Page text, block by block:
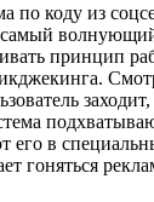
по коду из
принцип
в
гоняться